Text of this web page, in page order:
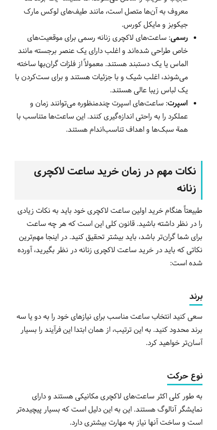
معروف به آن‌ها متصل است، مانند طیف‌های لوکس مارک
جیکوبز و مایکل کورس.
رسمی: ساعت‌های لاکچری زنانه رسمی برای موقعیت‌های
خاص طراحی شده‌اند و اغلب دارای یک عنصر برجسته مانند
الماس یا یک دستبند هستند. معمولاً از فلزات گران‌بها ساخته
می‌شوند، اغلب شیک و با جزئیات هستند و برای ست‌کردن با
یک لباس زیبا عالی هستند.
اسپرت: ساعت‌های اسپرت چندمنظوره می‌توانند زمان و
عملکرد را به راحتی اندازه‌گیری کنند. این ساعت‌ها متناسب با
همة سبک‌ها و اهداف تناسب‌اندام هستند.
نکات مهم در زمان خرید ساعت لاکچری
زنانه
طبیعتاً هنگام خرید اولین ساعت لاکچری خود باید به نکات زیادی
را در نظر داشته باشید. قانون کلی این است که هر چه ساعت
برای شما گران‌تر باشد، باید بیشتر تحقیق کنید. در اینجا مهم‌ترین
نکاتی که باید در خرید ساعت لاکچری زنانه در نظر بگیرید، آورده
شده است:
برند
سعی کنید انتخاب ساعت مناسب برای نیازهای خود را به دو یا سه
برند محدود کنید. به این ترتیب، از همان ابتدا این فرآیند را بسیار
آسان‌تر خواهید کرد.
نوع حرکت
به طور کلی اکثر ساعت‌های لاکچری مکانیکی هستند و دارای
نمایشگر آنالوگ هستند. این به این دلیل است که بسیار پیچیده‌تر
است و ساخت آنها نیاز به مهارت بیشتری دارد.